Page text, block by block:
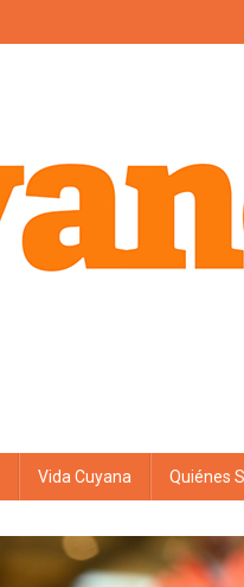
Vida Cuyana Quiénes